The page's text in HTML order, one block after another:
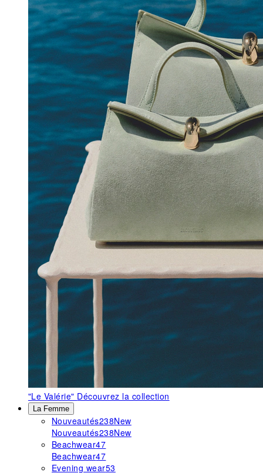
"Le Valérie" Découvrez la collection
La Femme
Nouveautés238New
Nouveautés238New
Beachwear47
Beachwear47
Evening wear53